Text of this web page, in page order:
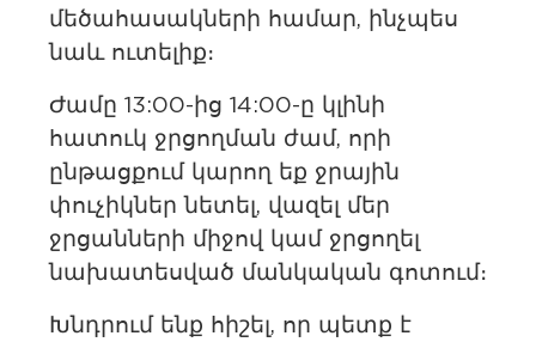
մեծահասակների համար, ինչպես
նաև ուտելիք։
Ժամը 13:00-ից 14:00-ը կլինի
հատուկ ջրցողման ժամ, որի
ընթացքում կարող եք ջրային
փուչիկներ նետել, վազել մեր
ջրցանների միջով կամ ջրցողել
նախատեսված մանկական գոտում։
Խնդրում ենք հիշել, որ պետք է